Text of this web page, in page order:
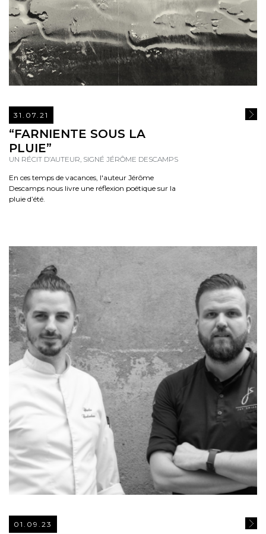
31.07.21
“FARNIENTE SOUS LA
PLUIE”
UN RÉCIT D’AUTEUR, SIGNÉ JÉRÔME DESCAMPS
En ces temps de vacances, l'auteur Jérôme
Descamps nous livre une réflexion poétique sur la
pluie d’été.
01.09.23